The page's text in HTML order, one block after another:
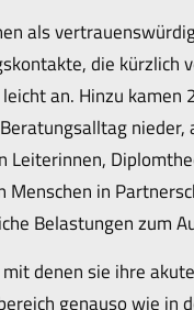
als
die kürzlich
an. Hinzu kamen
nieder,
Leiterinnen,
in
Belastungen zum
denen sie ihre
genauso wie in